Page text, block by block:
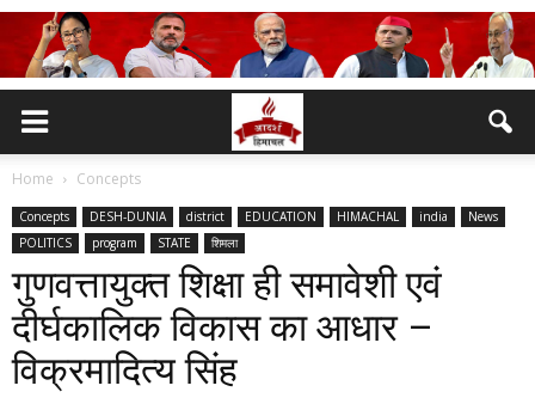
Home Concepts
Concepts DESH-DUNIA district EDUCATION HIMACHAL india
News
POLITICS
program STATE शिमला
गुणवत्तायुक्त शिक्षा ही समावेशी एवं
दीर्घकालिक विकास का आधार –
विक्रमादित्य सिंह